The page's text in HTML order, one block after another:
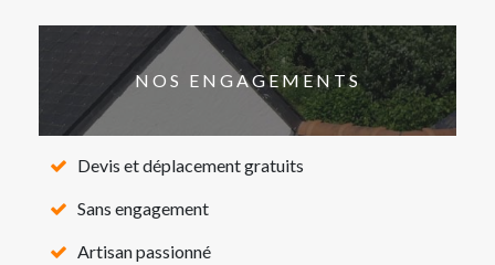
NOS ENGAGEMENTS
Devis et déplacement gratuits
Sans engagement
Artisan passionné